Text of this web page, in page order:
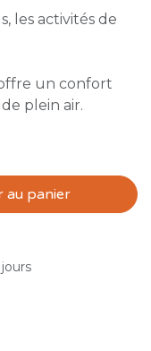
les activités de
un confort
plein air.
au panier